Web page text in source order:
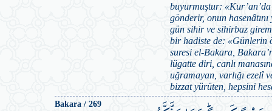
buyurmuştur:
gönderir, onun
gün sihir ve sihirbaz
bir hadiste de: «Günlerin
suresi el-Bakara,
lügatte diri, canlı
uğramayan, varlığı ezelî
bizzat yürüten, hepsini
Bakara / 269